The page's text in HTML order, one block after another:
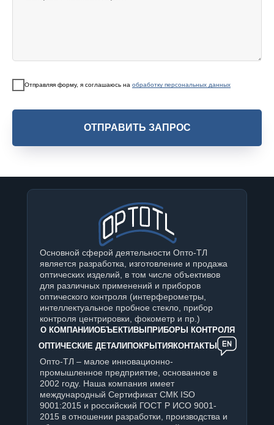
Отправляя форму, я соглашаюсь на обработку персональных данных
ОТПРАВИТЬ ЗАПРОС
Основной сферой деятельности Опто-ТЛ
является разработка, изготовление и продажа
оптических изделий, в том числе объективов
для различных применений и приборов
оптического контроля (интерферометры,
интеллектуальное пробное стекло, прибор
контроля центрировки, фокометр и пр.)
О КОМПАНИИОБЪЕКТИВЫ ПРИБОРЫ КОНТРОЛЯ
ОПТИЧЕСКИЕ ДЕТАЛИ ПОКРЫТИЯ КОНТАКТЫ
Опто-ТЛ – малое инновационно-
промышленное предприятие, основанное в
2002 году. Наша компания имеет
международный Сертификат СМК ISO
9001:2015 и российский ГОСТ Р ИСО 9001-
2015 в отношении разработки, производства и